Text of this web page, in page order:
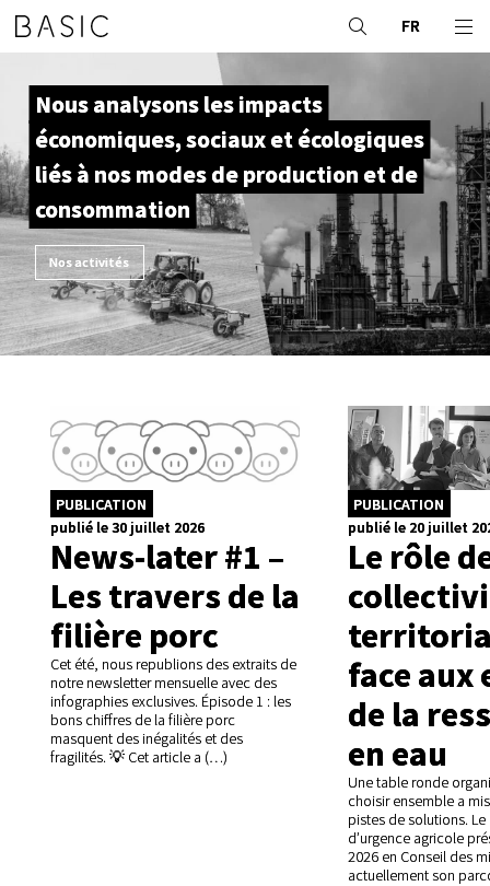
FR
Nous analysons les impacts
économiques, sociaux et écologiques
liés à nos modes de production et de
consommation
Nos activités
PUBLICATION
publié le 30 juillet 2026
News-later #1 –
Les travers de la
filière porc
Cet été, nous republions des extraits de
notre newsletter mensuelle avec des
infographies exclusives. Épisode 1 : les
bons chiffres de la filière porc
masquent des inégalités et des
fragilités. 💡 Cet article a (…)
PUBLICATION
publié le 20 juillet
Le rôle
face aux
de la
en eau
Une table ronde
choisir ensemble a
pistes de solutions.
d’urgence agricole
2026 en Conseil des
actuellement son